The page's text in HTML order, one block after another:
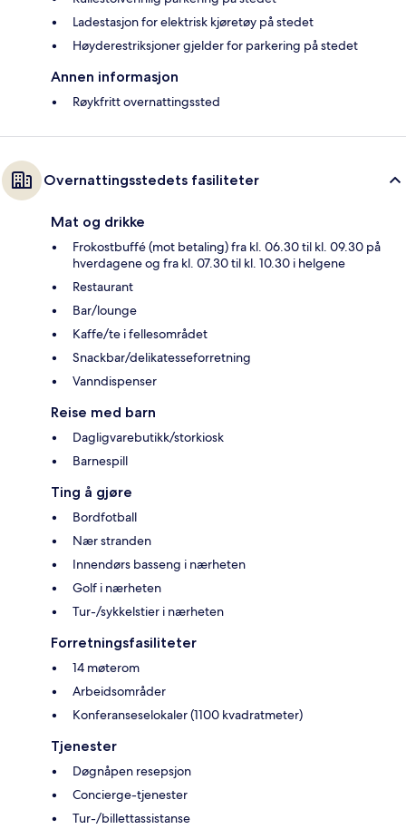
Ladestasjon for elektrisk kjøretøy på stedet
Høyderestriksjoner gjelder for parkering på stedet
Annen informasjon
Røykfritt overnattingssted
Overnattingsstedets fasiliteter
Mat og drikke
Frokostbuffé (mot betaling) fra kl. 06.30 til kl. 09.30 på
hverdagene og fra kl. 07.30 til kl. 10.30 i helgene
Restaurant
Bar/lounge
Kaffe/te i fellesområdet
Snackbar/delikatesseforretning
Vanndispenser
Reise med barn
Dagligvarebutikk/storkiosk
Barnespill
Ting å gjøre
Bordfotball
Nær stranden
Innendørs basseng i nærheten
Golf i nærheten
Tur-/sykkelstier i nærheten
Forretningsfasiliteter
14 møterom
Arbeidsområder
Konferanseselokaler (1100 kvadratmeter)
Tjenester
Døgnåpen resepsjon
Concierge-tjenester
Tur-/billettassistanse